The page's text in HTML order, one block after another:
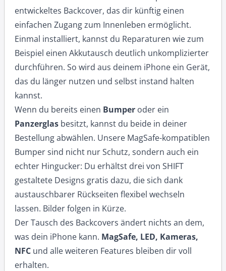
entwickeltes Backcover, das dir künftig einen
einfachen Zugang zum Innenleben ermöglicht.
Einmal installiert, kannst du Reparaturen wie zum
Beispiel einen Akkutausch deutlich unkomplizierter
durchführen. So wird aus deinem iPhone ein Gerät,
das du länger nutzen und selbst instand halten
kannst.
Wenn du bereits einen Bumper oder ein
Panzerglas besitzt, kannst du beide in deiner
Bestellung abwählen. Unsere MagSafe-kompatiblen
Bumper sind nicht nur Schutz, sondern auch ein
echter Hingucker: Du erhältst drei von SHIFT
gestaltete Designs gratis dazu, die sich dank
austauschbarer Rückseiten flexibel wechseln
lassen. Bilder folgen in Kürze.
Der Tausch des Backcovers ändert nichts an dem,
was dein iPhone kann. MagSafe, LED, Kameras,
NFC und alle weiteren Features bleiben dir voll
erhalten.